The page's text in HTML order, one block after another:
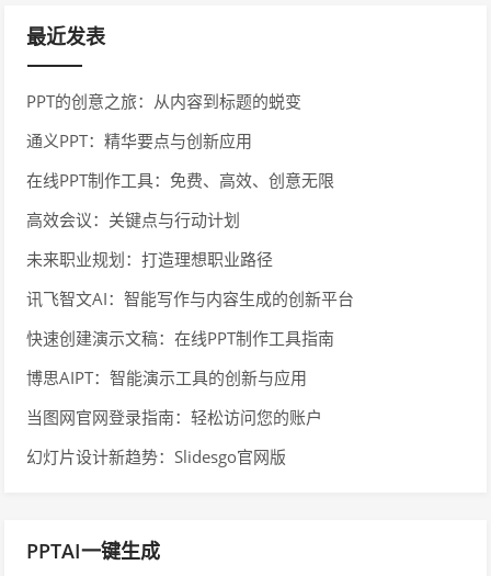
最近发表
PPT的创意之旅：从内容到标题的蜕变
通义PPT：精华要点与创新应用
在线PPT制作工具：免费、高效、创意无限
高效会议：关键点与行动计划
未来职业规划：打造理想职业路径
讯飞智文AI：智能写作与内容生成的创新平台
快速创建演示文稿：在线PPT制作工具指南
博思AIPT：智能演示工具的创新与应用
当图网官网登录指南：轻松访问您的账户
幻灯片设计新趋势：Slidesgo官网版
PPTAI一键生成